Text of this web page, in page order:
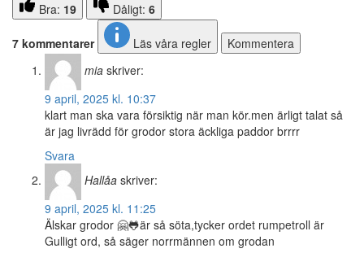
Bra: 19 Dåligt: 6
7 kommentarer Läs våra regler
Kommentera
mia skriver:
9 april, 2025 kl. 10:37
klart man ska vara försiktig när man kör.men ärligt talat så
är jag livrädd för grodor stora äckliga paddor brrrr
Svara
Hallåa skriver:
9 april, 2025 kl. 11:25
Älskar grodor 🤗🐸är så söta,tycker ordet rumpetroll är
Gulligt ord, så säger norrmännen om grodan